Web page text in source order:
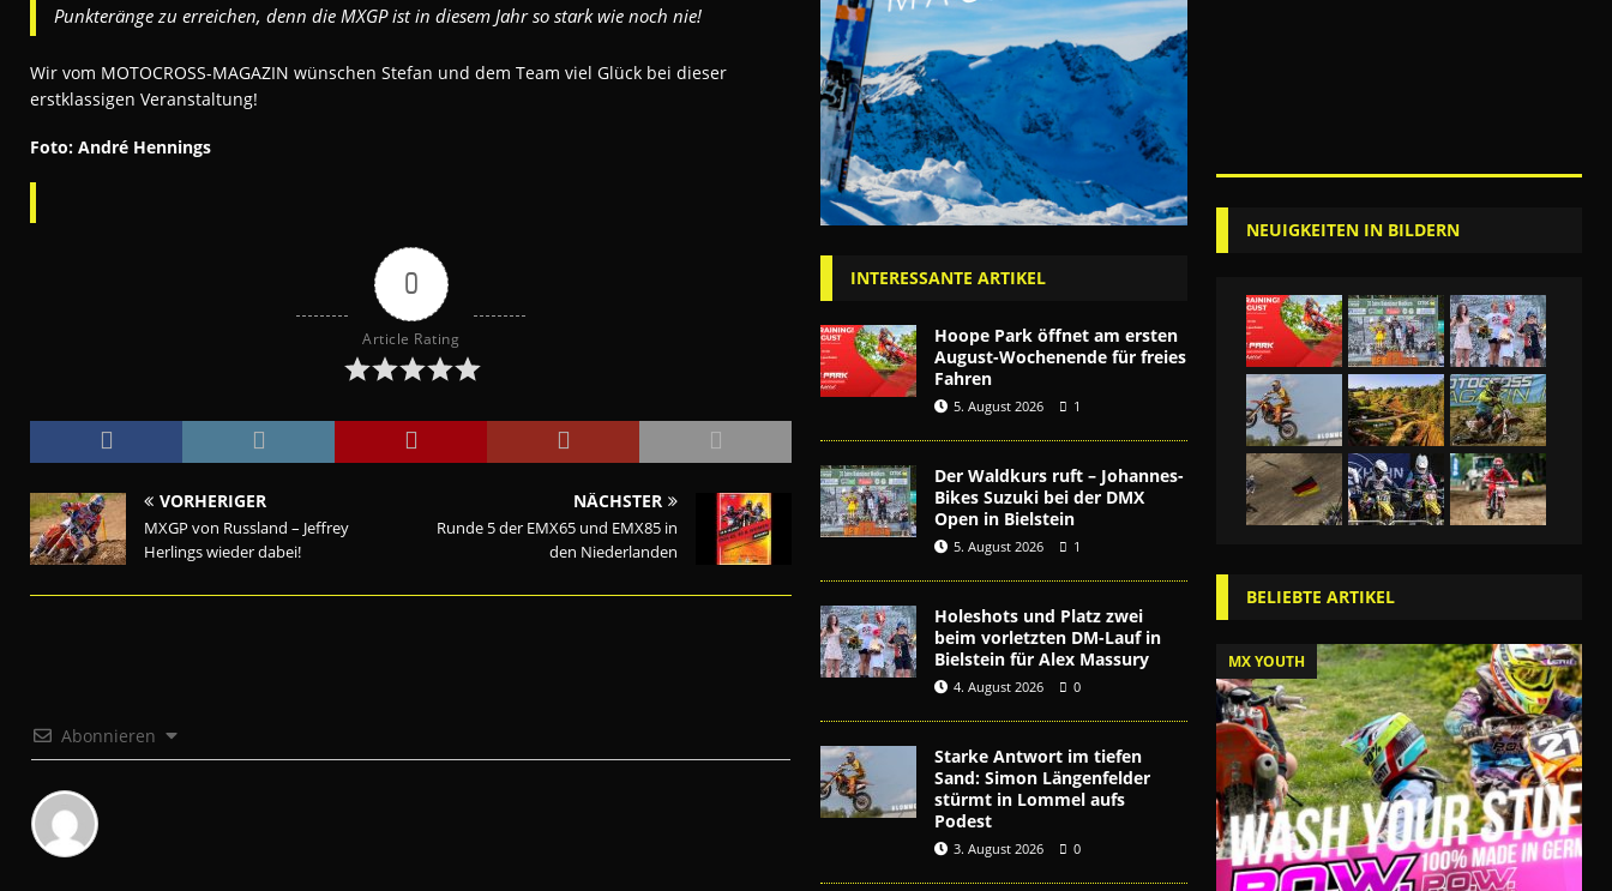
Punkteränge zu erreichen, denn die MXGP ist in diesem Jahr so stark wie noch nie!
Wir vom MOTOCROSS-MAGAZIN wünschen Stefan und dem Team viel Glück bei dieser
erstklassigen Veranstaltung!
Foto: André Hennings
0
Article Rating
VORHERIGER
MXGP von Russland – Jeffrey
Herlings wieder dabei!
NÄCHSTER
Runde 5 der EMX65 und EMX85 in
den Niederlanden
Abonnieren
INTERESSANTE ARTIKEL
Hoope Park öffnet am ersten
August-Wochenende für freies
Fahren
5. August 2026 1
Der Waldkurs ruft – Johannes-
Bikes Suzuki bei der DMX
Open in Bielstein
5. August 2026 1
Holeshots und Platz zwei
beim vorletzten DM-Lauf in
Bielstein für Alex Massury
4. August 2026 0
Starke Antwort im tiefen
Sand: Simon Längenfelder
stürmt in Lommel aufs
Podest
3. August 2026 0
NEUIGKEITEN IN BILDERN
BELIEBTE ARTIKEL
MX YOUTH